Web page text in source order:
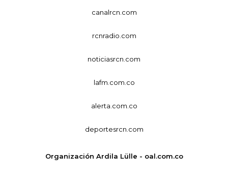
canalrcn.com
rcnradio.com
noticiasrcn.com
lafm.com.co
alerta.com.co
deportesrcn.com
Organización Ardila Lülle - oal.com.co